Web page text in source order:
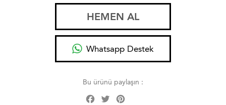
HEMEN AL
Whatsapp Destek
Bu ürünü paylaşın :
Facebook
Twitter